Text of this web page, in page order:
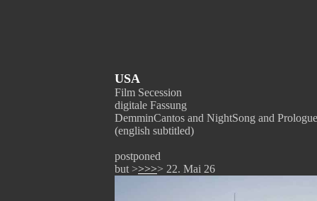
USA
Film Secession
digitale Fassung
DemminCantos and NightSong and Prologue
(english subtitled)
postponed
but >>>>> 22. Mai 26